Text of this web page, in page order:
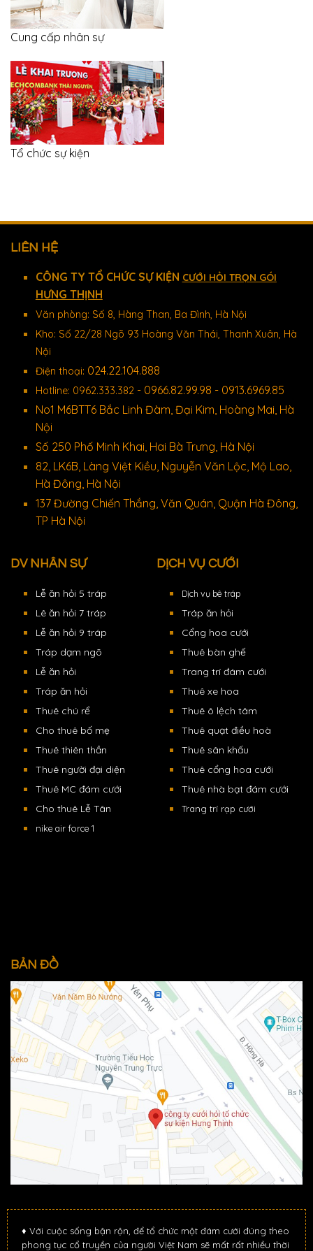
Cung cấp nhân sự
Tổ chức sự kiện
LIÊN HỆ
CÔNG TY TỔ CHỨC SỰ KIỆN CƯỚI HỎI TRỌN GÓI
HƯNG THỊNH
Văn phòng: Số 8, Hàng Than, Ba Đình, Hà Nội
Kho: Số 22/28 Ngõ 93 Hoàng Văn Thái, Thanh Xuân, Hà
Nội
Điện thoại: 024.22.104.888
Hotline: 0962.333.382 - 0966.82.99.98 - 0913.6969.85
No1 M6BTT6 Bắc Linh Đàm, Đại Kim, Hoàng Mai, Hà
Nội
Số 250 Phố Minh Khai, Hai Bà Trưng, Hà Nội
82, LK6B, Làng Việt Kiều, Nguyễn Văn Lộc, Mộ Lao,
Hà Đông, Hà Nội
137 Đường Chiến Thắng, Văn Quán, Quận Hà Đông,
TP Hà Nội
DV NHÂN SỰ
Lễ ăn hỏi 5 tráp
Lê ăn hỏi 7 tráp
Lễ ăn hỏi 9 tráp
Tráp dạm ngõ
Lễ ăn hỏi
Tráp ăn hỏi
Thuê chú rể
Cho thuê bố mẹ
Thuê thiên thần
Thuê người đại diện
Thuê MC đám cưới
Cho thuê Lễ Tân
nike air force 1
DỊCH VỤ CƯỚI
Dịch vụ bê tráp
Tráp ăn hỏi
Cổng hoa cưới
Thuê bàn ghế
Trang trí đám cưới
Thuê xe hoa
Thuê ô lệch tâm
Thuê quạt điều hoà
Thuê sân khấu
Thuê cổng hoa cưới
Thuê nhà bạt đám cưới
Trang trí rạp cưới
BẢN ĐỒ
♦ Với cuộc sống bận rộn, để tổ chức một đám cưới đúng theo
phong tục cổ truyền của người Việt Nam sẽ mất rất nhiều thời